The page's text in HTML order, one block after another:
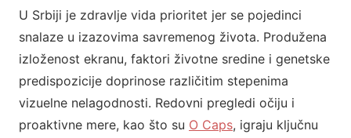
U Srbiji je zdravlje vida prioritet jer se pojedinci
snalaze u izazovima savremenog života. Produžena
izloženost ekranu, faktori životne sredine i genetske
predispozicije doprinose različitim stepenima
vizuelne nelagodnosti. Redovni pregledi očiju i
proaktivne mere, kao što su O Caps, igraju ključnu